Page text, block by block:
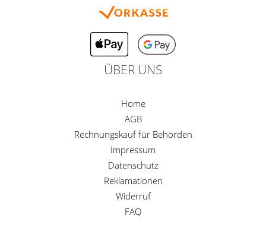
ÜBER UNS
Home
AGB
Rechnungskauf für Behörden
Impressum
Datenschutz
Reklamationen
Widerruf
FAQ